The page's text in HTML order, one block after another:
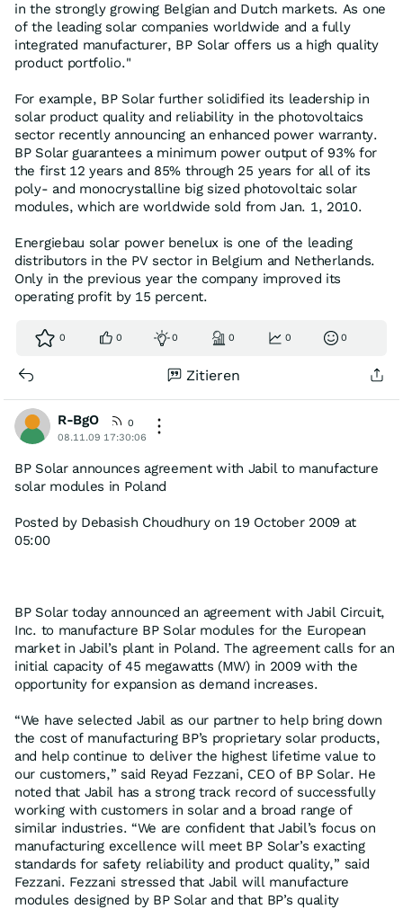
in the strongly growing Belgian and Dutch markets. As one
of the leading solar companies worldwide and a fully
integrated manufacturer, BP Solar offers us a high quality
product portfolio."
For example, BP Solar further solidified its leadership in
solar product quality and reliability in the photovoltaics
sector recently announcing an enhanced power warranty.
BP Solar guarantees a minimum power output of 93% for
the first 12 years and 85% through 25 years for all of its
poly- and monocrystalline big sized photovoltaic solar
modules, which are worldwide sold from Jan. 1, 2010.
Energiebau solar power benelux is one of the leading
distributors in the PV sector in Belgium and Netherlands.
Only in the previous year the company improved its
operating profit by 15 percent.
0 0 0 0 0 0
Zitieren
R-BgO
0
08.11.09 17:30:06
BP Solar announces agreement with Jabil to manufacture
solar modules in Poland
Posted by Debasish Choudhury on 19 October 2009 at
05:00
BP Solar today announced an agreement with Jabil Circuit,
Inc. to manufacture BP Solar modules for the European
market in Jabil’s plant in Poland. The agreement calls for an
initial capacity of 45 megawatts (MW) in 2009 with the
opportunity for expansion as demand increases.
“We have selected Jabil as our partner to help bring down
the cost of manufacturing BP’s proprietary solar products,
and help continue to deliver the highest lifetime value to
our customers,” said Reyad Fezzani, CEO of BP Solar. He
noted that Jabil has a strong track record of successfully
working with customers in solar and a broad range of
similar industries. “We are confident that Jabil’s focus on
manufacturing excellence will meet BP Solar’s exacting
standards for safety reliability and product quality,” said
Fezzani. Fezzani stressed that Jabil will manufacture
modules designed by BP Solar and that BP’s quality